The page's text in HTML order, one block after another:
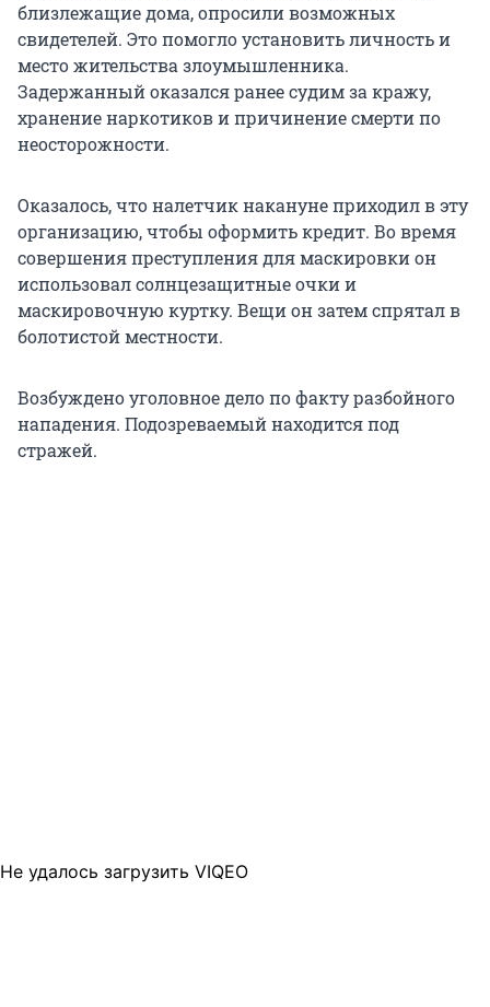
близлежащие дома, опросили возможных
свидетелей. Это помогло установить личность и
место жительства злоумышленника.
Задержанный оказался ранее судим за кражу,
хранение наркотиков и причинение смерти по
неосторожности.
Оказалось, что налетчик накануне приходил в эту
организацию, чтобы оформить кредит. Во время
совершения преступления для маскировки он
использовал солнцезащитные очки и
маскировочную куртку. Вещи он затем спрятал в
болотистой местности.
Возбуждено уголовное дело по факту разбойного
нападения. Подозреваемый находится под
стражей.
Не удалось загрузить VIQEO